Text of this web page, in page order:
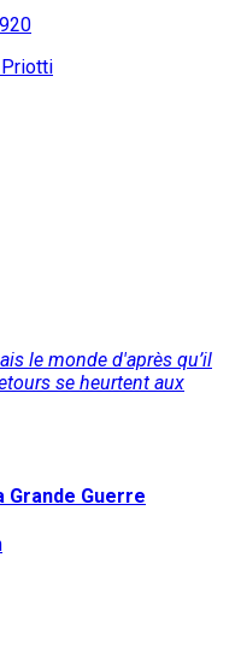
le monde d'après qu’il
se heurtent aux
Grande Guerre